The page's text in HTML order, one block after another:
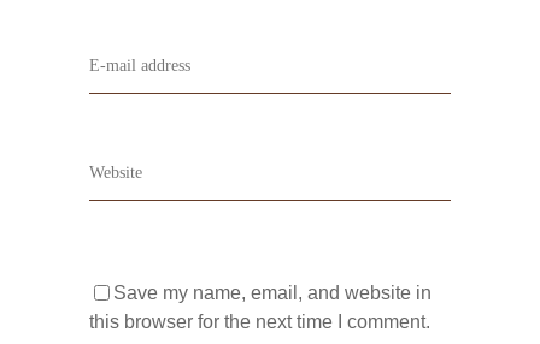
Save my name, email, and website in
this browser for the next time I comment.